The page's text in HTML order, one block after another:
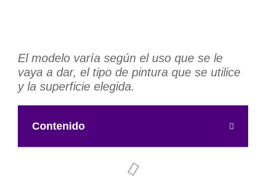
El modelo varía según el uso que se le
vaya a dar, el tipo de pintura que se utilice
y la superficie elegida.
Contenido